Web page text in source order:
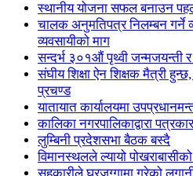
स्थानीय योजना सफल बनाउन
चालक अनुमतिपत्र निलम्बन गर्ने
व्यवसायीको माग
सन्दर्भ ३०१औं पृथ्वी जन्मजयन्ती र
संघीय शिक्षा ऐन शिक्षक मैत्री
प्रचण्ड
यातायात कार्यालयमा
कालिका नगरपालिकाद्वारा
लुम्बिनी प्रदेशसभा बैठक बस्दै
विमानस्थलले ल्यायो